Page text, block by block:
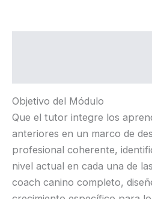
Objetivo del Módulo
Que el tutor integre los
anteriores en un marco de
profesional coherente,
nivel actual en cada una de
coach canino completo,